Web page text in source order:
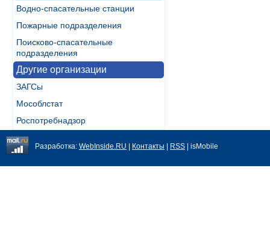
Водно-спасательные станции
Пожарные подразделения
Поисково-спасательные
подразделения
Другие организации
ЗАГСы
Мособлстат
Роспотребнадзор
Разработка: WebInside.RU Контакты RSS | isMobile